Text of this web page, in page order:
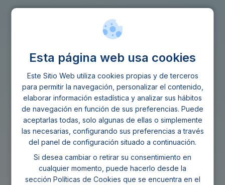
Esta página web usa cookies
Este Sitio Web utiliza cookies propias y de terceros
para permitir la navegación, personalizar el contenido,
elaborar información estadística y analizar sus hábitos
de navegación en función de sus preferencias. Puede
aceptarlas todas, solo algunas de ellas o simplemente
las necesarias, configurando sus preferencias a través
del panel de configuración situado a continuación.
Si desea cambiar o retirar su consentimiento en
cualquier momento, puede hacerlo desde la
sección Políticas de Cookies que se encuentra en el
¿Cuál es el motivo por el que
solicitas el préstamo?
Conocer este dato nos ayuda a hacer un
análisis de tu perfil y ofrecerte la mejor solución
financiera.
REUNIFICAR DEUDAS
PAGAR FACTURAS